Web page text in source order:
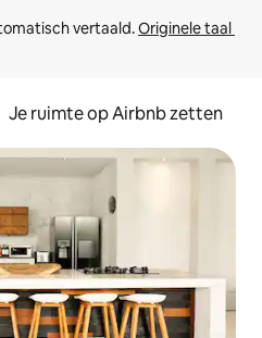
vertaald. Originele taal
Je ruimte op Airbnb zetten